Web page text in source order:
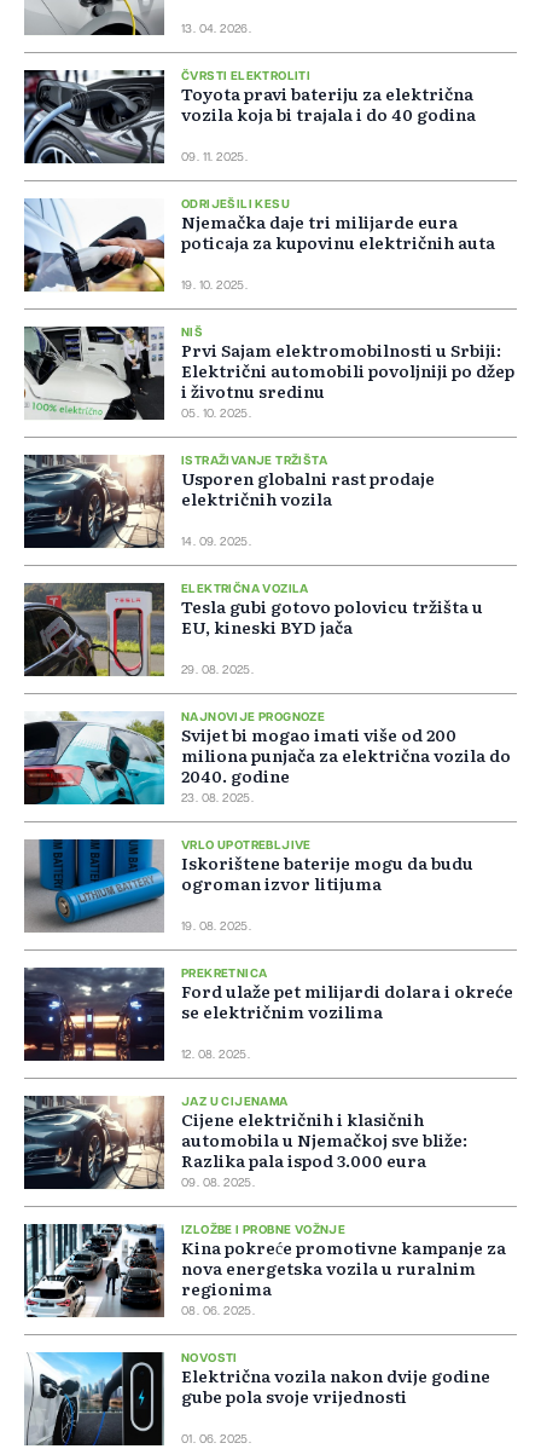
13. 04. 2026.
ČVRSTI ELEKTROLITI
Toyota pravi bateriju za električna
vozila koja bi trajala i do 40 godina
09. 11. 2025.
ODRIJEŠILI KESU
Njemačka daje tri milijarde eura
poticaja za kupovinu električnih auta
19. 10. 2025.
NIŠ
Prvi Sajam elektromobilnosti u Srbiji:
Električni automobili povoljniji po džep
i životnu sredinu
05. 10. 2025.
ISTRAŽIVANJE TRŽIŠTA
Usporen globalni rast prodaje
električnih vozila
14. 09. 2025.
ELEKTRIČNA VOZILA
Tesla gubi gotovo polovicu tržišta u
EU, kineski BYD jača
29. 08. 2025.
NAJNOVIJE PROGNOZE
Svijet bi mogao imati više od 200
miliona punjača za električna vozila do
2040. godine
23. 08. 2025.
VRLO UPOTREBLJIVE
Iskorištene baterije mogu da budu
ogroman izvor litijuma
19. 08. 2025.
PREKRETNICA
Ford ulaže pet milijardi dolara i okreće
se električnim vozilima
12. 08. 2025.
JAZ U CIJENAMA
Cijene električnih i klasičnih
automobila u Njemačkoj sve bliže:
Razlika pala ispod 3.000 eura
09. 08. 2025.
IZLOŽBE I PROBNE VOŽNJE
Kina pokreće promotivne kampanje za
nova energetska vozila u ruralnim
regionima
08. 06. 2025.
NOVOSTI
Električna vozila nakon dvije godine
gube pola svoje vrijednosti
01. 06. 2025.